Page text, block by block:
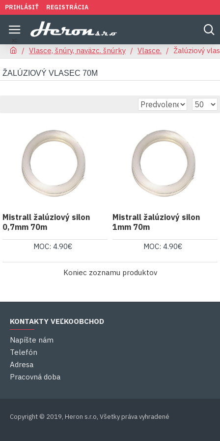
PRIHLÁSIŤ REGISTRÁCIA
Vlasce, šnúry, naväzc. šnúrky Vlasce. Žalúziový
ŽALÚZIOVÝ VLASEC 70M
Mistrall žalúziový silon
0,7mm 70m
MOC: 4.90€
Mistrall žalúziový silon
1mm 70m
MOC: 4.90€
Koniec zoznamu produktov
KONTAKTY VEĽKOOBCHOD
Napíšte nám
Telefón
Adresa
Pracovná doba
Copyright © 2019, Heron s.r.o, Všetky práva vyhradené